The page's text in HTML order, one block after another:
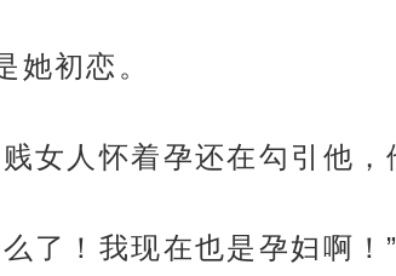
她初恋。
女人怀着孕还在勾引他
了！我现在也是孕妇啊！”